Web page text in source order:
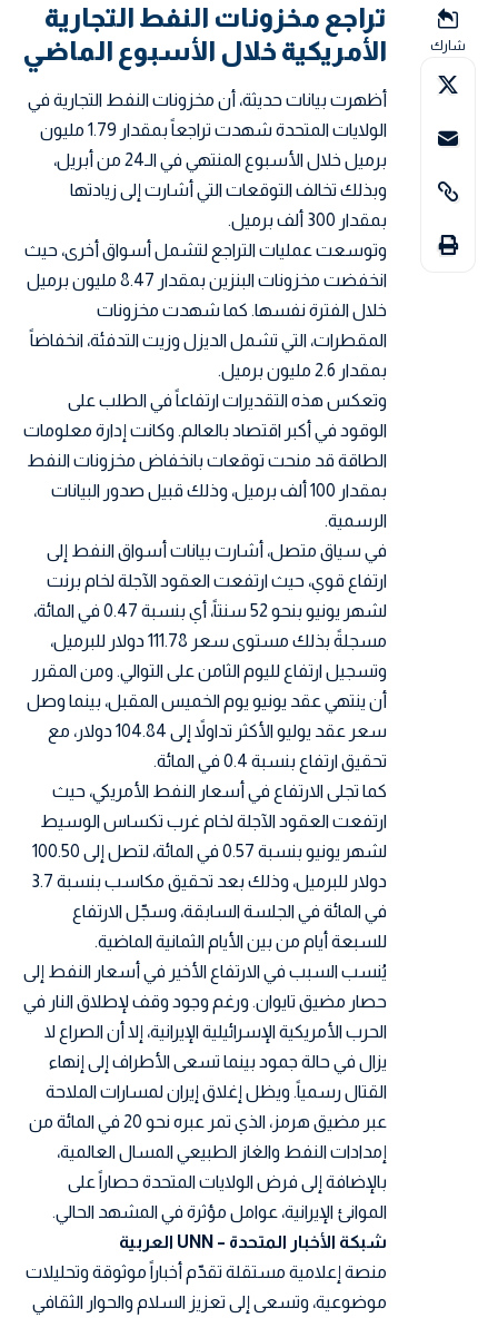
شارك
تراجع مخزونات النفط التجارية
الأمريكية خلال الأسبوع الماضي
أظهرت بيانات حديثة، أن مخزونات النفط التجارية في
الولايات المتحدة شهدت تراجعاً بمقدار 1.79 مليون
برميل خلال الأسبوع المنتهي في الـ24 من أبريل،
وبذلك تخالف التوقعات التي أشارت إلى زيادتها
بمقدار 300 ألف برميل.
وتوسعت عمليات التراجع لتشمل أسواق أخرى، حيث
انخفضت مخزونات البنزين بمقدار 8.47 مليون برميل
خلال الفترة نفسها. كما شهدت مخزونات
المقطرات، التي تشمل الديزل وزيت التدفئة، انخفاضاً
بمقدار 2.6 مليون برميل.
وتعكس هذه التقديرات ارتفاعاً في الطلب على
الوقود في أكبر اقتصاد بالعالم. وكانت إدارة معلومات
الطاقة قد منحت توقعات بانخفاض مخزونات النفط
بمقدار 100 ألف برميل، وذلك قبيل صدور البيانات
الرسمية.
في سياق متصل، أشارت بيانات أسواق النفط إلى
ارتفاع قوي، حيث ارتفعت العقود الآجلة لخام برنت
لشهر يونيو بنحو 52 سنتاً، أي بنسبة 0.47 في المائة،
مسجلةً بذلك مستوى سعر 111.78 دولار للبرميل،
وتسجيل ارتفاع لليوم الثامن على التوالي. ومن المقرر
أن ينتهي عقد يونيو يوم الخميس المقبل، بينما وصل
سعر عقد يوليو الأكثر تداولاً إلى 104.84 دولار، مع
تحقيق ارتفاع بنسبة 0.4 في المائة.
كما تجلى الارتفاع في أسعار النفط الأمريكي، حيث
ارتفعت العقود الآجلة لخام غرب تكساس الوسيط
لشهر يونيو بنسبة 0.57 في المائة، لتصل إلى 100.50
دولار للبرميل، وذلك بعد تحقيق مكاسب بنسبة 3.7
في المائة في الجلسة السابقة، وسجّل الارتفاع
للسبعة أيام من بين الأيام الثمانية الماضية.
يُنسب السبب في الارتفاع الأخير في أسعار النفط إلى
حصار مضيق تايوان. ورغم وجود وقف لإطلاق النار في
الحرب الأمريكية الإسرائيلية الإيرانية، إلا أن الصراع لا
يزال في حالة جمود بينما تسعى الأطراف إلى إنهاء
القتال رسمياً. ويظل إغلاق إيران لمسارات الملاحة
عبر مضيق هرمز، الذي تمر عبره نحو 20 في المائة من
إمدادات النفط والغاز الطبيعي المسال العالمية،
بالإضافة إلى فرض الولايات المتحدة حصاراً على
الموانئ الإيرانية، عوامل مؤثرة في المشهد الحالي.
شبكة الأخبار المتحدة – UNN العربية
منصة إعلامية مستقلة تقدّم أخباراً موثوقة وتحليلات
موضوعية، وتسعى إلى تعزيز السلام والحوار الثقافي